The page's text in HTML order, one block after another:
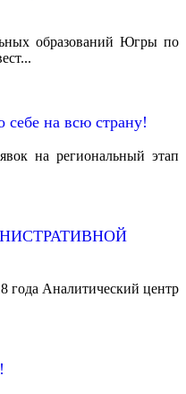
образований Югры по
себе на всю страну!
на региональный этап
года Аналитический центр